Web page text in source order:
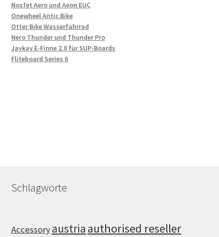
Nosfet Aero und Aeon EUC
Onewheel Antic Bike
Otter Bike Wasserfahrrad
Nero Thunder und Thunder Pro
Jaykay E-Finne 2.0 für SUP-Boards
Fliteboard Series 6
Schlagworte
Accessoryaustria authorised reseller